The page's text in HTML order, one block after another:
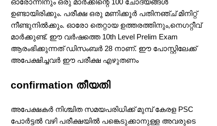
ഓരോന്നിനും ഒരു മാർക്കിന്റെ 100 ചോദ്യങ്ങൾ
ഉണ്ടായിരിക്കും. പരീക്ഷ ഒരു മണിക്കൂർ പതിനഞ്ച് മിനിറ്റ്
നീണ്ടുനിൽക്കും. ഓരോ തെറ്റായ ഉത്തരത്തിനും,നെഗറ്റീവ്
മാർക്കുണ്ട്. ഈ വർഷത്തെ 10th Level Prelim Exam
ആരംഭിക്കുന്നത് ഡിസംബർ 28 നാണ്. ഈ പോസ്റ്റിലേക്ക്
അപേക്ഷിച്ചവർ ഈ പരീക്ഷ എഴുതണം
confirmation തീയതി
അപേക്ഷകർ നിശ്ചിത സമയപരിധിക്ക് മുമ്പ് കേരള PSC
പോർട്ടൽ വഴി പരീക്ഷയിൽ പങ്കെടുക്കാനുള്ള അവരുടെ